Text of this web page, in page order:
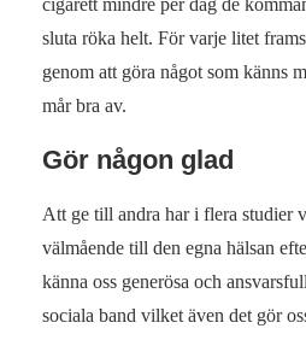
cigarett mindre per dag de
sluta röka helt. För varje litet
genom att göra något som känns
mår bra av.
Gör någon glad
Att ge till andra har i flera studier
välmående till den egna hälsan
känna oss generösa och
sociala band vilket även det gör